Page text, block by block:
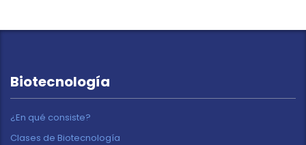
Biotecnología
¿En qué consiste?
Clases de Biotecnología